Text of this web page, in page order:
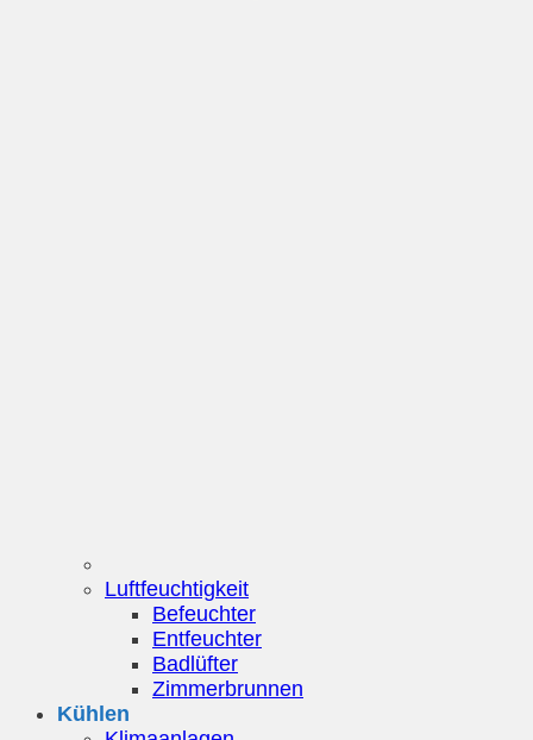
Luftfeuchtigkeit
Befeuchter
Entfeuchter
Badlüfter
Zimmerbrunnen
Kühlen